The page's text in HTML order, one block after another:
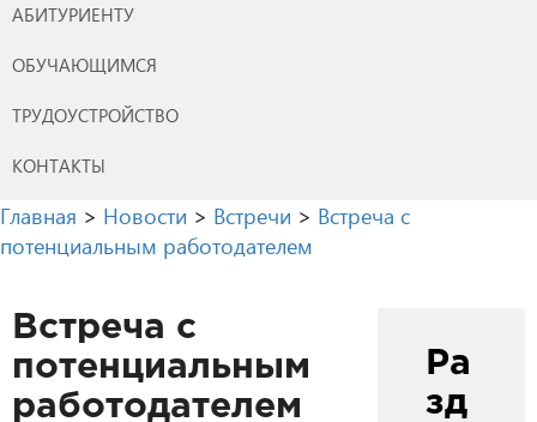
АБИТУРИЕНТУ
ОБУЧАЮЩИМСЯ
ТРУДОУСТРОЙСТВО
КОНТАКТЫ
Главная > Новости > Встречи > Встреча с
потенциальным работодателем
Встреча с
потенциальным
работодателем
Ра
зд